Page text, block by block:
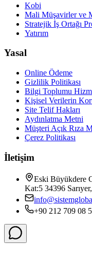
Kobi
Mali Müşavirler ve
Stratejik İş Ortağı
Yatırım
Yasal
Online Ödeme
Gizlilik Politikası
Bilgi Toplumu
Kişisel Verilerin
Site Telif Hakları
Aydınlatma Metni
Müşteri Açık Rıza
Çerez Politikası
İletişim
Eski Büyükdere
Kat:5 34396
+90 212 709 08